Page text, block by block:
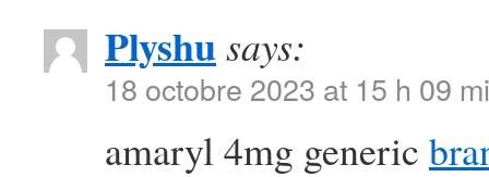
Plyshusays:
18 octobre 2023 at 15 h 09
amaryl 4mg generic